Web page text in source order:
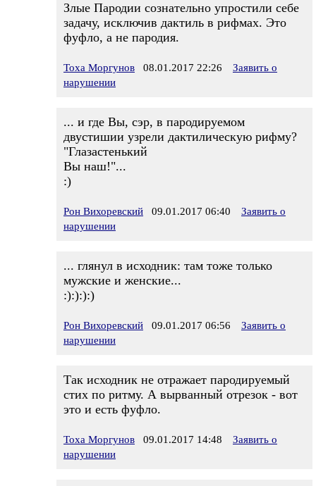
Злые Пародии сознательно упростили себе
задачу, исключив дактиль в рифмах. Это
фуфло, а не пародия.
Тоха Моргунов 08.01.2017 22:26
Заявить о
нарушении
... и где Вы, сэр, в пародируемом
двустишии узрели дактилическую рифму?
"Глазастенький
Вы наш!"...
:)
Рон Вихоревский 09.01.2017 06:40
Заявить о
нарушении
... глянул в исходник: там тоже только
мужские и женские...
:):):):)
Рон Вихоревский 09.01.2017 06:56
Заявить о
нарушении
Так исходник не отражает пародируемый
стих по ритму. А вырванный отрезок - вот
это и есть фуфло.
Тоха Моргунов 09.01.2017 14:48
Заявить о
нарушении